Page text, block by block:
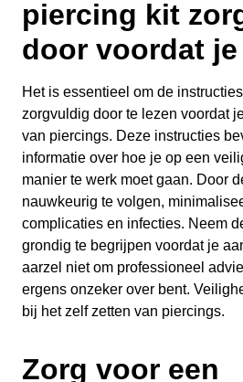
piercing kit
door voordat
Het is essentieel om de
zorgvuldig door te lezen voordat
van piercings. Deze instructies
informatie over hoe je op een
manier te werk moet gaan. Door
nauwkeurig te volgen,
complicaties en infecties. Neem
grondig te begrijpen voordat je
aarzel niet om professioneel
ergens onzeker over bent.
bij het zelf zetten van piercings.
Zorg voor een